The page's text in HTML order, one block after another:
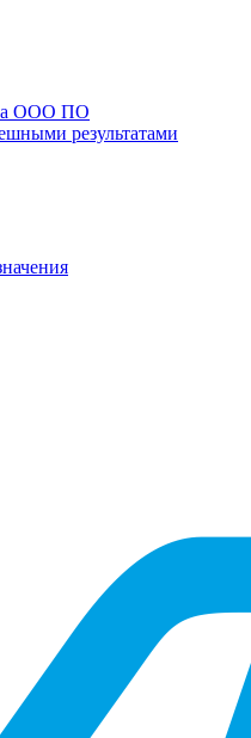
на ООО ПО
результатами